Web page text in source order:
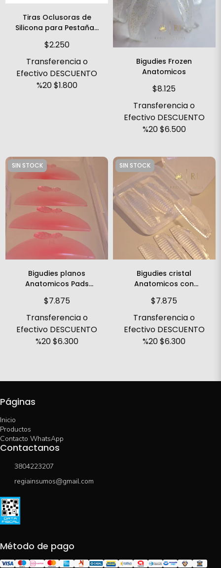
Tiras Oclusoras de
Silicona para Pestañas
lifting
$2.250
Transferencia o
Efectivo DESCUENTO
%20$1.800
Bigudies Frozen
Anatomicos
$8.125
Transferencia o
Efectivo DESCUENTO
%20$6.500
SIN STOCK
Bigudies planos
Anatomicos Pads
$7.875
Transferencia o
Efectivo DESCUENTO
%20$6.300
SIN STOCK
Bigudies cristal
Anatomicos con
Calidad Premium
$7.875
Transferencia o
Efectivo DESCUENTO
%20$6.300
Páginas
Inicio
Productos
Contacto WhatsApp
Contactanos
3804223207
regiainsumos@gmail.com
Método de pago